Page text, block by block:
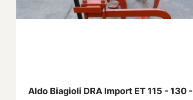
Aldo Biagioli DRA Import ET 115 - 130 -